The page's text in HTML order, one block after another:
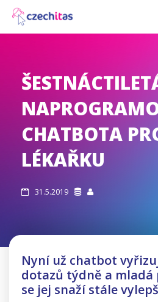
CHATBOTA
LÉKAŘKU
 31.5.2019  
Nyní už chatbot
dotazů týdně a
se jej snaží stále